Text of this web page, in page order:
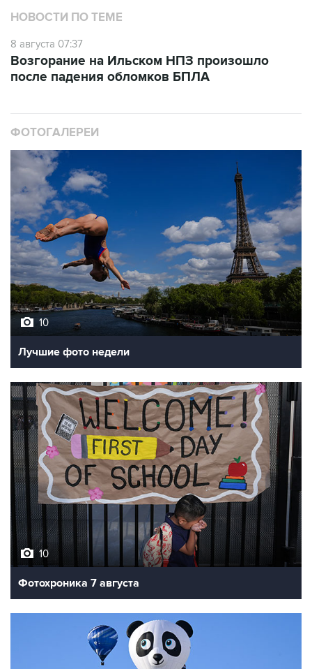
НОВОСТИ ПО ТЕМЕ
8 августа 07:37
Возгорание на Ильском НПЗ произошло
после падения обломков БПЛА
ФОТОГАЛЕРЕИ
10
Лучшие фото недели
10
Фотохроника 7 августа